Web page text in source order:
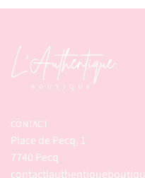
CONTACT
Place de Pecq, 1
7740 Pecq